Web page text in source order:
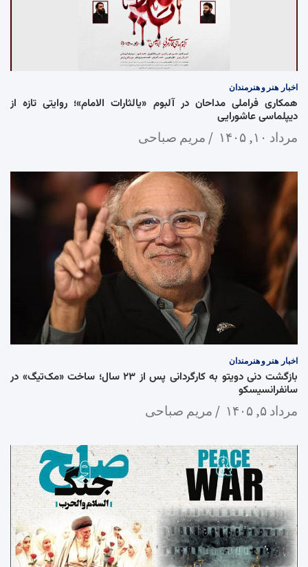
اخبار هنر و هنرمندان
همکاری فراملی مداحان در آلبوم «یالثارات الامام»؛ روایتی تازه از
دیپلماسی عاشورایی
مرداد ۱۰, ۱۴۰۵ مریم صباحی
اخبار هنر و هنرمندان
بازگشت دنی دویتو به کارگردانی پس از ۲۳ سال؛ ساخت «مک‌تیگ» در
سانفرانسیسکو
مرداد ۵, ۱۴۰۵ مریم صباحی